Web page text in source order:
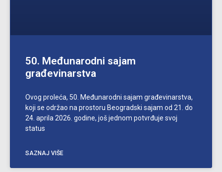
50. Međunarodni sajam
građevinarstva
Ovog proleća, 50. Međunarodni sajam građevinarstva,
koji se održao na prostoru Beogradski sajam od 21. do
24. aprila 2026. godine, još jednom potvrđuje svoj
status
SAZNAJ VIŠE